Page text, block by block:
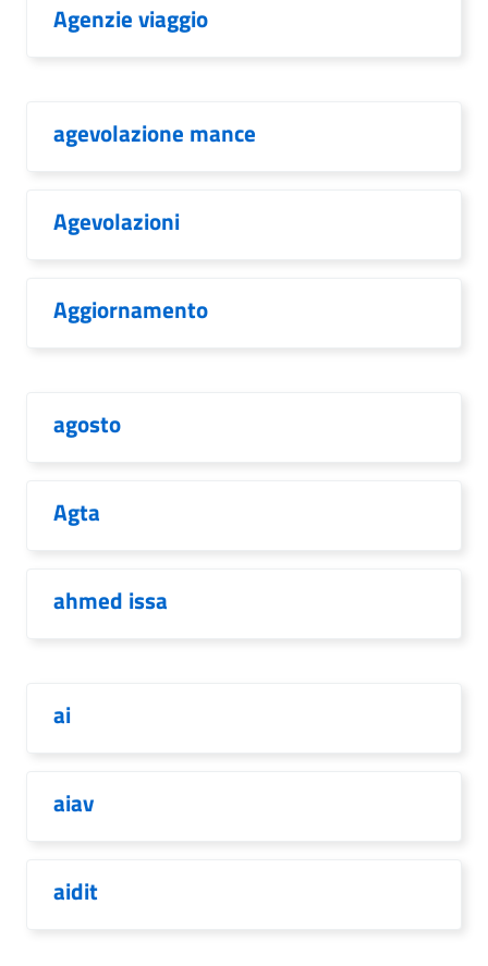
Agenzie viaggio
agevolazione mance
Agevolazioni
Aggiornamento
agosto
Agta
ahmed issa
ai
aiav
aidit